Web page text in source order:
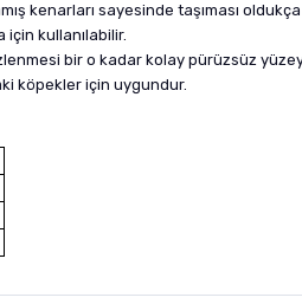
kenarları sayesinde taşıması oldukça
için kullanılabilir.
bir o kadar kolay pürüzsüz
köpekler için uygundur.